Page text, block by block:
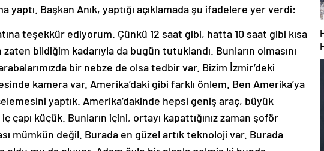
yaptı. Başkan Anık, yaptığı açıklamada şu ifadelere yer verdi:
teşekkür ediyorum. Çünkü 12 saat gibi, hatta 10 saat gibi kısa
zaten bildiğim kadarıyla da bugün tutuklandı. Bunların olmasını
bir nebze de olsa tedbir var. Bizim İzmir’deki
kamera var. Amerika’daki gibi farklı önlem. Ben Amerika’ya
yaptık. Amerika’dakinde hepsi geniş araç, büyük
çapı küçük. Bunların içini, ortayı kapattığınız zaman şoför
mümkün değil. Burada en güzel artık teknoloji var. Burada